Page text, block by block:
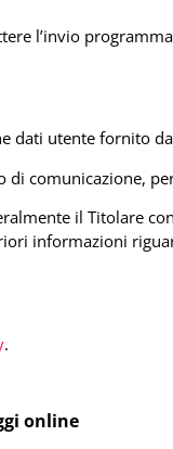
l’invio
dati utente fornito
di comunicazione,
il Titolare
informazioni
.
online